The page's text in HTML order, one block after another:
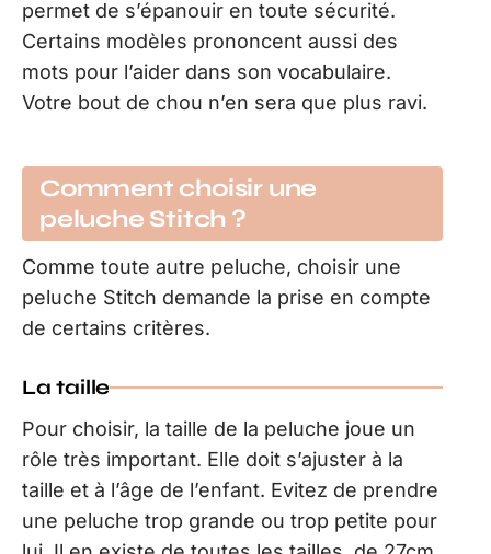
permet de s’épanouir en toute sécurité.
Certains modèles prononcent aussi des
mots pour l’aider dans son vocabulaire.
Votre bout de chou n’en sera que plus ravi.
Comment choisir une
peluche Stitch ?
Comme toute autre peluche, choisir une
peluche Stitch demande la prise en compte
de certains critères.
La taille
Pour choisir, la taille de la peluche joue un
rôle très important. Elle doit s’ajuster à la
taille et à l’âge de l’enfant. Evitez de prendre
une peluche trop grande ou trop petite pour